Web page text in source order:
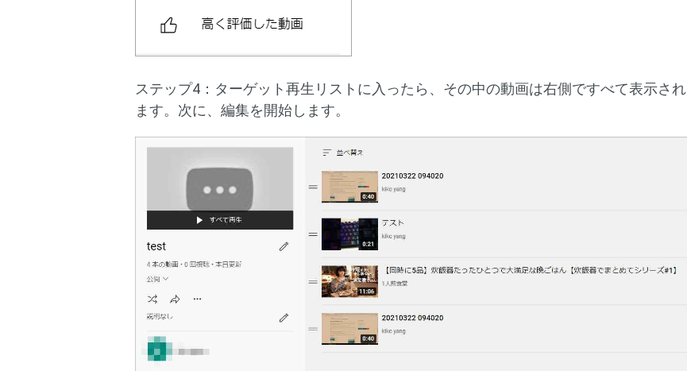
ステップ4：ターゲット再生リストに入ったら、その中の動画は右側ですべて表示され
ます。次に、編集を開始します。